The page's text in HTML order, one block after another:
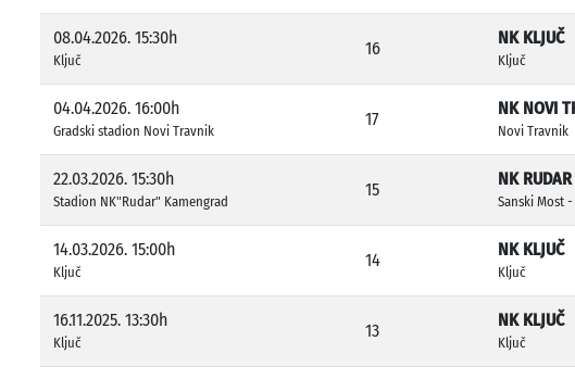
08.04.2026. 15:30h
Ključ
16
NK KLJUČ
Ključ
04.04.2026. 16:00h
Gradski stadion Novi Travnik
17
NK NOVI
Novi Travnik
22.03.2026. 15:30h
Stadion NK"Rudar" Kamengrad
15
NK RUDAR
Sanski Most
14.03.2026. 15:00h
Ključ
14
NK KLJUČ
Ključ
16.11.2025. 13:30h
Ključ
13
NK KLJUČ
Ključ